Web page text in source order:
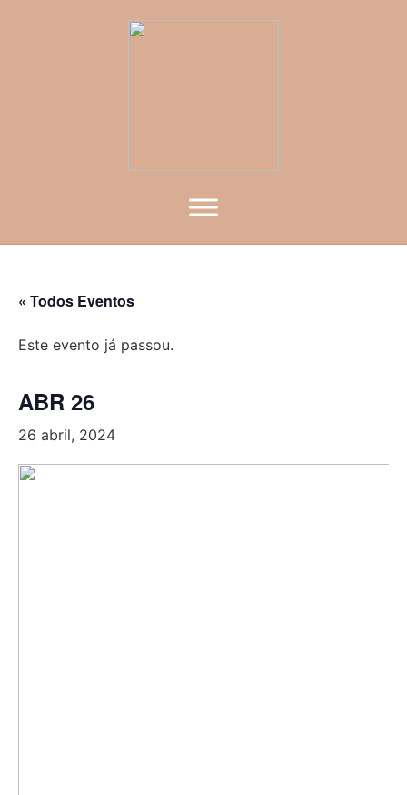
« Todos Eventos
Este evento já passou.
ABR 26
26 abril, 2024